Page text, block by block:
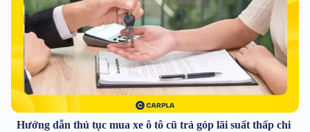
Hướng dẫn thủ tục mua xe ô tô cũ trả góp lãi suất thấp chi